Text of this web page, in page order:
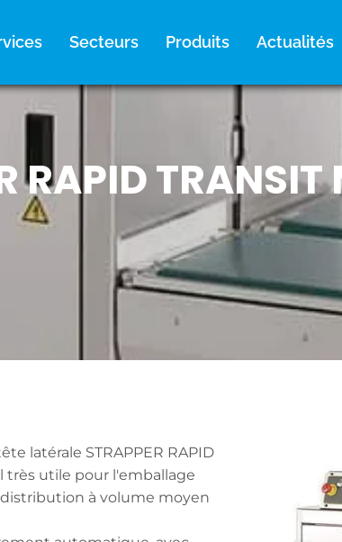
Secteurs Produits Actualités
RAPID TRANSIT
latérale STRAPPER RAPID
très utile pour l'emballage
à volume moyen